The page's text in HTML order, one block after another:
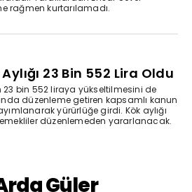
rağmen kurtarılamadı.
23 Bin 552 Lira Oldu
23 bin 552 liraya yükseltilmesini de
düzenleme getiren kapsamlı kanun
yürürlüğe girdi. Kök aylığı
düzenlemeden yararlanacak.